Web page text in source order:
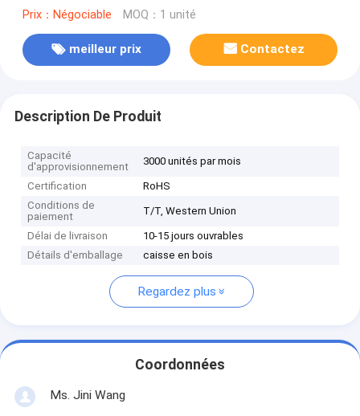
Prix：Négociable MOQ：1 unité
meilleur prix Contactez
Description De Produit
Capacité
d'approvisionnement
3000 unités par mois
Certification
RoHS
Conditions de
paiement
T/T, Western Union
Délai de livraison
10-15 jours ouvrables
Détails d'emballage
caisse en bois
Regardez plus
Coordonnées
Ms. Jini Wang